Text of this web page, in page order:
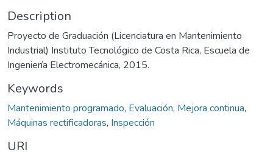
Description
Proyecto de Graduación (Licenciatura en Mantenimiento
Industrial) Instituto Tecnológico de Costa Rica, Escuela de
Ingeniería Electromecánica, 2015.
Keywords
Mantenimiento programado, Evaluación, Mejora continua,
Máquinas rectificadoras, Inspección
URI